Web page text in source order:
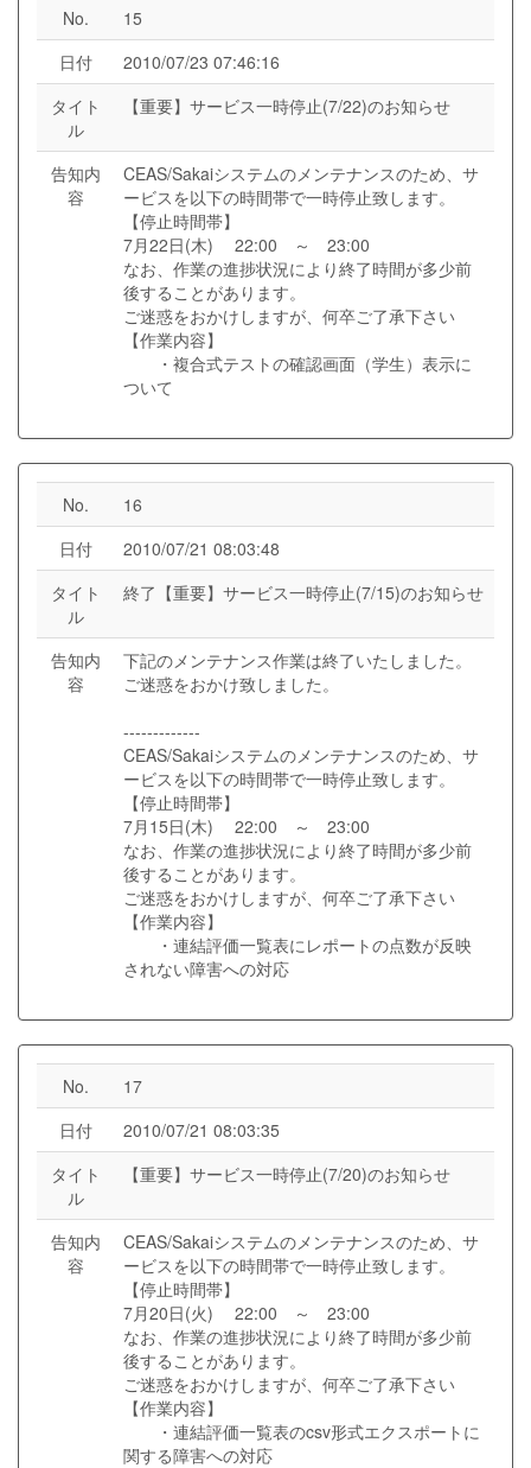
No.
15
日付
2010/07/23 07:46:16
タイト
ル
【重要】サービス一時停止(7/22)のお知らせ
告知内
容
CEAS/Sakaiシステムのメンテナンスのため、サ
ービスを以下の時間帯で一時停止致します。
【停止時間帯】
7月22日(木) 22:00 ～ 23:00
なお、作業の進捗状況により終了時間が多少前
後することがあります。
ご迷惑をおかけしますが、何卒ご了承下さい
【作業内容】
・複合式テストの確認画面（学生）表示に
ついて
No.
16
日付
2010/07/21 08:03:48
タイト
ル
終了【重要】サービス一時停止(7/15)のお知らせ
告知内
容
下記のメンテナンス作業は終了いたしました。
ご迷惑をおかけ致しました。
-------------
CEAS/Sakaiシステムのメンテナンスのため、サ
ービスを以下の時間帯で一時停止致します。
【停止時間帯】
7月15日(木) 22:00 ～ 23:00
なお、作業の進捗状況により終了時間が多少前
後することがあります。
ご迷惑をおかけしますが、何卒ご了承下さい
【作業内容】
・連結評価一覧表にレポートの点数が反映
されない障害への対応
No.
17
日付
2010/07/21 08:03:35
タイト
ル
【重要】サービス一時停止(7/20)のお知らせ
告知内
容
CEAS/Sakaiシステムのメンテナンスのため、サ
ービスを以下の時間帯で一時停止致します。
【停止時間帯】
7月20日(火) 22:00 ～ 23:00
なお、作業の進捗状況により終了時間が多少前
後することがあります。
ご迷惑をおかけしますが、何卒ご了承下さい
【作業内容】
・連結評価一覧表のcsv形式エクスポートに
関する障害への対応